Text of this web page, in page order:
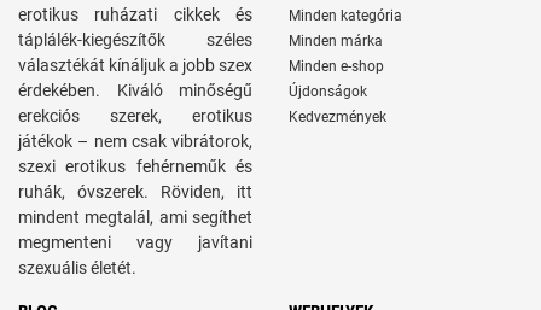
erotikus ruházati cikkek és
táplálék-kiegészítők széles
választékát kínáljuk a jobb szex
érdekében. Kiváló minőségű
erekciós szerek, erotikus
játékok – nem csak vibrátorok,
szexi erotikus fehérneműk és
ruhák, óvszerek. Röviden, itt
mindent megtalál, ami segíthet
megmenteni vagy javítani
szexuális életét.
Minden kategória
Minden márka
Minden e-shop
Újdonságok
Kedvezmények